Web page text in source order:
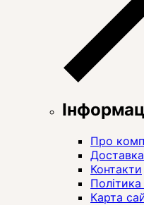
Про
Доставка
Контакти
Політика
Карта